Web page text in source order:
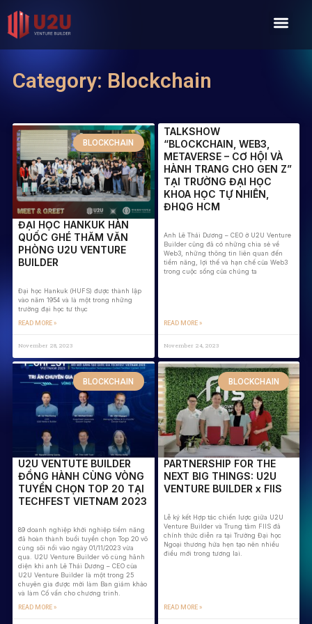
Skip
content
Category: Blockchain
BLOCKCHAIN
ĐẠI HỌC HANKUK HÀN
QUỐC GHÉ THĂM VĂN
PHÒNG U2U VENTURE
BUILDER
Đại học Hankuk (HUFS) được thành lập
vào năm 1954 và là một trong những
trường đại học tư thục
READ MORE »
November 28, 2023
TALKSHOW
“BLOCKCHAIN, WEB3,
METAVERSE – CƠ HỘI VÀ
HÀNH TRANG CHO GEN Z”
TẠI TRƯỜNG ĐẠI HỌC
KHOA HỌC TỰ NHIÊN,
ĐHQG HCM
Anh Lê Thái Dương – CEO ở U2U Venture
Builder cũng đã có những chia sẻ về
Web3, những thông tin liên quan đến
tiềm năng, lợi thế và hạn chế của Web3
trong cuộc sống của chúng ta
READ MORE »
November 24, 2023
BLOCKCHAIN
U2U VENTUTE BUILDER
ĐỒNG HÀNH CÙNG VÒNG
TUYỂN CHỌN TOP 20 TẠI
TECHFEST VIETNAM 2023
89 doanh nghiệp khởi nghiệp tiềm năng
đã hoàn thành buổi tuyển chọn Top 20 vô
cùng sôi nổi vào ngày 01/11/2023 vừa
qua. U2U Venture Builder vô cùng hãnh
diện khi anh Lê Thái Dương – CEO của
U2U Venture Builder là một trong 25
chuyên gia được mời làm Ban giám khảo
và làm Cố vấn cho chương trình.
READ MORE »
BLOCKCHAIN
PARTNERSHIP FOR THE
NEXT BIG THINGS: U2U
VENTURE BUILDER x FIIS
Lễ ký kết Hợp tác chiến lược giữa U2U
Venture Builder và Trung tâm FIIS đã
chính thức diễn ra tại Trường Đại học
Ngoại thương hứa hẹn tạo nên nhiều
điều mới trong tương lai.
READ MORE »